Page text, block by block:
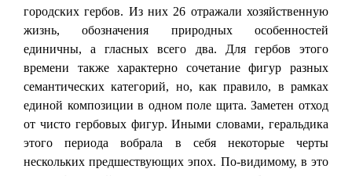
городских гербов. Из них 26 отражали хозяйственную
жизнь, обозначения природных особенностей
единичны, а гласных всего два. Для гербов этого
времени также характерно сочетание фигур разных
семантических категорий, но, как правило, в рамках
единой композиции в одном поле щита. Заметен отход
от чисто гербовых фигур. Иными словами, геральдика
этого периода вобрала в себя некоторые черты
нескольких предшествующих эпох. По-видимому, в это